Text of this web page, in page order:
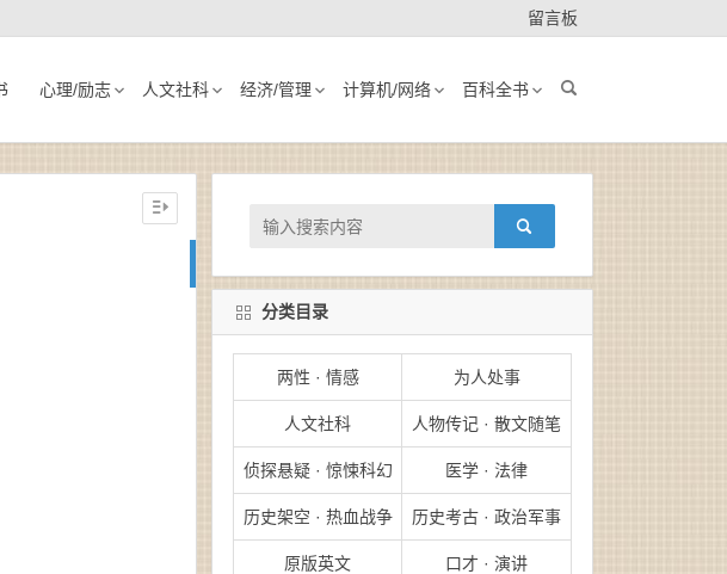
留言板
心理/励志 人文社科 经济/管理 计算机/网络 百科全书
分类目录
两性 · 情感 为人处事
人文社科 人物传记 · 散文随笔
侦探悬疑 · 惊悚科幻 医学 · 法律
历史架空 · 热血战争 历史考古 · 政治军事
原版英文 口才 · 演讲